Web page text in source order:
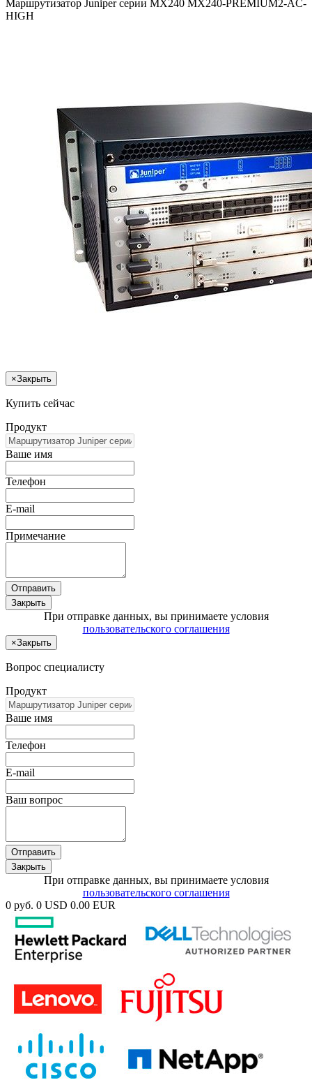
Маршрутизатор Juniper серии MX240 MX240-PREMIUM2-AC-
HIGH
×Закрыть
Купить сейчас
Продукт
Ваше имя
Телефон
E-mail
Примечание
Отправить
Закрыть
При отправке данных, вы принимаете условия
пользовательского соглашения
×Закрыть
Вопрос специалисту
Продукт
Ваше имя
Телефон
E-mail
Ваш вопрос
Отправить
Закрыть
При отправке данных, вы принимаете условия
пользовательского соглашения
0 руб. 0 USD 0.00 EUR